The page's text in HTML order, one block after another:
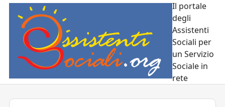
Il portale
degli
Assistenti
Sociali per
un Servizio
Sociale in
rete